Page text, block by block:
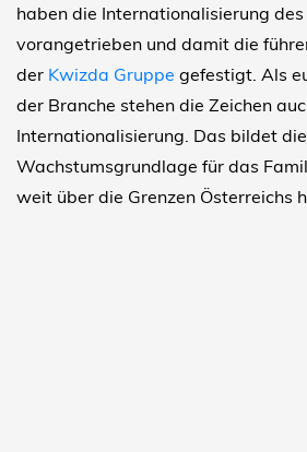
haben die Internationalisierung
vorangetrieben und damit die
der Kwizda Gruppe gefestigt. Als
der Branche stehen die Zeichen
Internationalisierung. Das bildet die
Wachstumsgrundlage für das
weit über die Grenzen Österreichs